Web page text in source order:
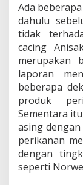
Ada
dahulu
tidak
cacing
merupakan
laporan
beberapa
produk
Sementara
asing
perikanan
dengan
seperti